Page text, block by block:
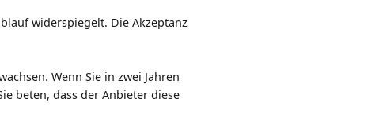
widerspiegelt. Die Akzeptanz
Wenn Sie in zwei Jahren
beten, dass der Anbieter diese